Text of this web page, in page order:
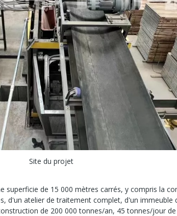
Site du projet
de 15 000 mètres carrés, y compris la
d'un atelier de traitement complet, d'un
de 200 000 tonnes/an, 45 tonnes/jour